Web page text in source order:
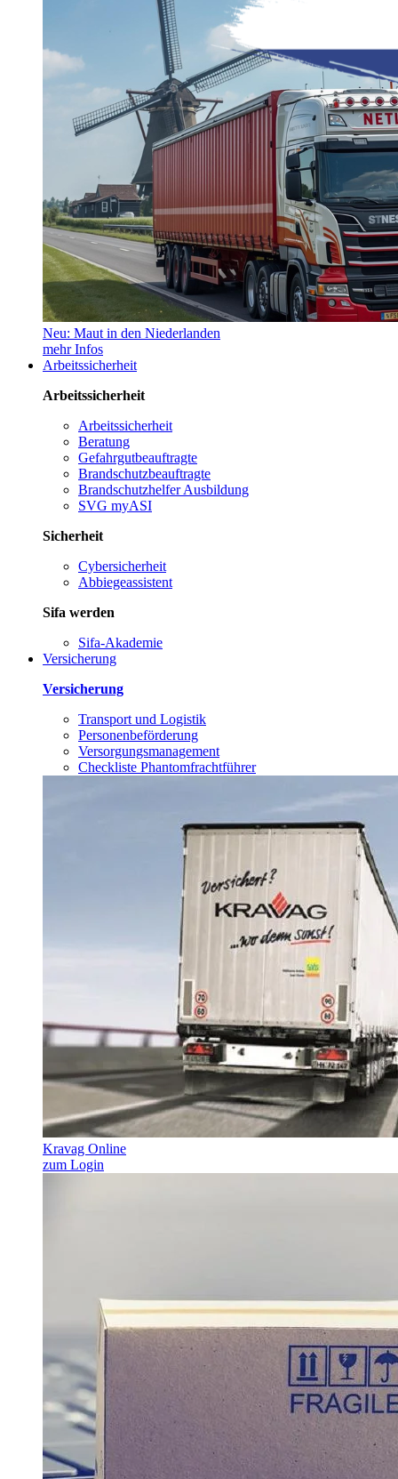
Neu: Maut in den Niederlanden
mehr Infos
Arbeitssicherheit
Arbeitssicherheit
Arbeitssicherheit
Beratung
Gefahrgutbeauftragte
Brandschutzbeauftragte
Brandschutzhelfer Ausbildung
SVG myASI
Sicherheit
Cybersicherheit
Abbiegeassistent
Sifa werden
Sifa-Akademie
Versicherung
Versicherung
Transport und Logistik
Personenbeförderung
Versorgungsmanagement
Checkliste Phantomfrachtführer
Kravag Online
zum Login